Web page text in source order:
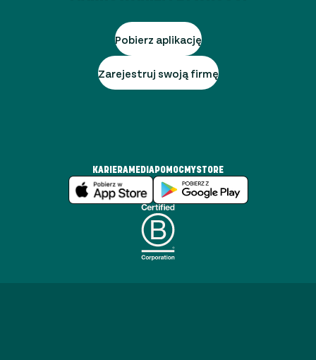
Pobierz aplikację
Zarejestruj swoją firmę
KARIERA MEDIA POMOC MYSTORE